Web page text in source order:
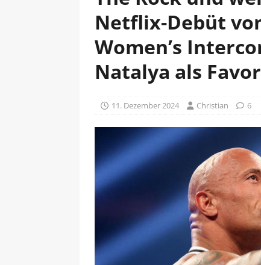
Netflix-Debüt
Women’s
Natalya als
11. Dezember 2024 Christian 6